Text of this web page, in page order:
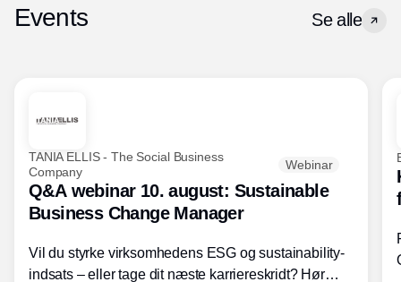
Events Se alle
TANIA ELLIS - The Social Business
Company
Webinar
Q&A webinar 10. august: Sustainable
Business Change Manager
Vil du styrke virksomhedens ESG og sustainability-
indsats – eller tage dit næste karriereskridt? Hør